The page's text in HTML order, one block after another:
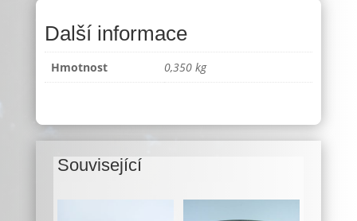
Další informace
Hmotnost 0,350 kg
Související